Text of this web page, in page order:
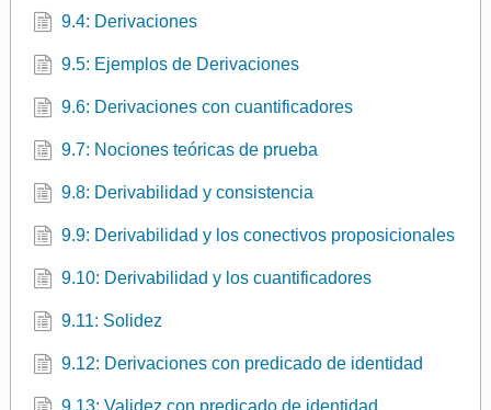
9.4: Derivaciones
9.5: Ejemplos de Derivaciones
9.6: Derivaciones con cuantificadores
9.7: Nociones teóricas de prueba
9.8: Derivabilidad y consistencia
9.9: Derivabilidad y los conectivos proposicionales
9.10: Derivabilidad y los cuantificadores
9.11: Solidez
9.12: Derivaciones con predicado de identidad
9.13: Validez con predicado de identidad